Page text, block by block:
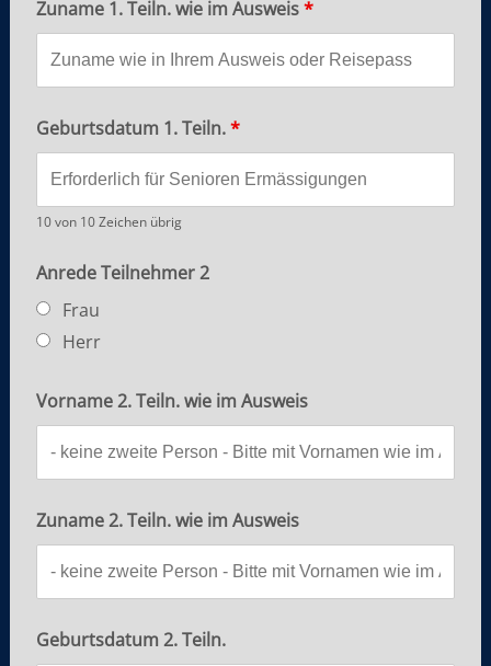
Zuname 1. Teiln. wie im Ausweis*
Geburtsdatum 1. Teiln.*
10 von 10 Zeichen übrig
Anrede Teilnehmer 2
Frau
Herr
Vorname 2. Teiln. wie im Ausweis
Zuname 2. Teiln. wie im Ausweis
Geburtsdatum 2. Teiln.